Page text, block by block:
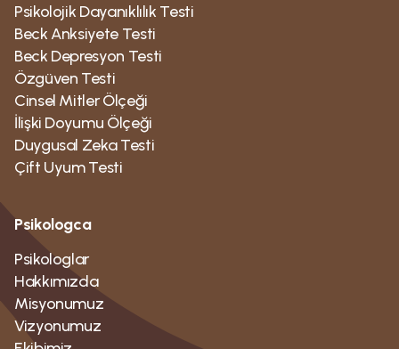
Psikolojik Dayanıklılık Testi
Beck Anksiyete Testi
Beck Depresyon Testi
Özgüven Testi
Cinsel Mitler Ölçeği
İlişki Doyumu Ölçeği
Duygusal Zeka Testi
Çift Uyum Testi
Psikologca
Psikologlar
Hakkımızda
Misyonumuz
Vizyonumuz